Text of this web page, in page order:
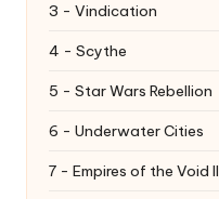
3 - Vindication
4 - Scythe
5 - Star Wars Rebellion
6 - Underwater Cities
7 - Empires of the Void II